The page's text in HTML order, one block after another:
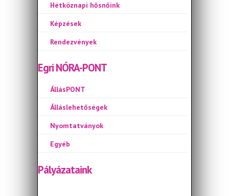
Hétköznapi hősnőink
Képzések
Rendezvények
Egri NÓRA-PONT
ÁllásPONT
Álláslehetőségek
Nyomtatványok
Egyéb
Pályázataink